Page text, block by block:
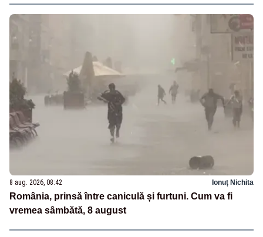
8 aug. 2026, 08:42 Ionuț Nichita
România, prinsă între caniculă și furtuni. Cum va fi
vremea sâmbătă, 8 august